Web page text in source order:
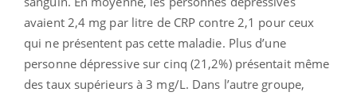
avaient 2,4 mg par litre de CRP contre 2,1 pour ceux
qui ne présentent pas cette maladie. Plus d’une
personne dépressive sur cinq (21,2%) présentait même
des taux supérieurs à 3 mg/L. Dans l’autre groupe,